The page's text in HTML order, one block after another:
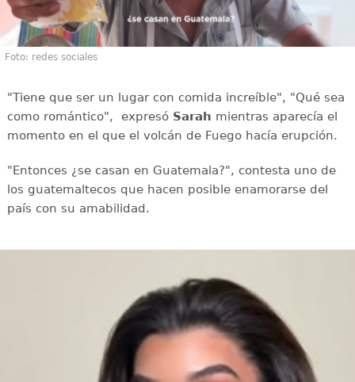
Foto: redes sociales
"Tiene que ser un lugar con comida increíble", "Qué sea
como romántico", expresó Sarah mientras aparecía el
momento en el que el volcán de Fuego hacía erupción.
"Entonces ¿se casan en Guatemala?", contesta uno de
los guatemaltecos que hacen posible enamorarse del
país con su amabilidad.